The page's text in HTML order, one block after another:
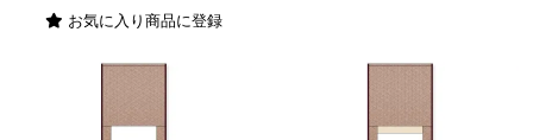
お気に入り商品に登録